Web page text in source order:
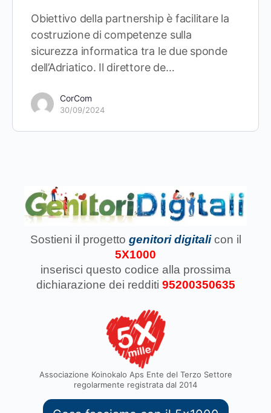
Obiettivo della partnership è facilitare la
costruzione di competenze sulla
sicurezza informatica tra le due sponde
dell’Adriatico. Il direttore de…
CorCom
30/09/2024
Sostieni il progetto genitori digitali con il
5X1000
inserisci questo codice alla prossima
dichiarazione dei redditi 95200350635
Associazione Koinokalo Aps Ente del Terzo Settore
regolarmente registrata dal 2014